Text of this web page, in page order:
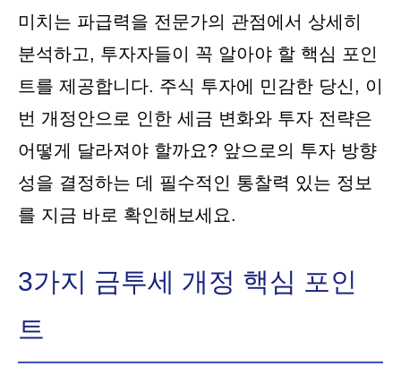
미치는 파급력을 전문가의 관점에서 상세히
분석하고, 투자자들이 꼭 알아야 할 핵심 포인
트를 제공합니다. 주식 투자에 민감한 당신, 이
번 개정안으로 인한 세금 변화와 투자 전략은
어떻게 달라져야 할까요? 앞으로의 투자 방향
성을 결정하는 데 필수적인 통찰력 있는 정보
를 지금 바로 확인해보세요.
3가지 금투세 개정 핵심 포인
트